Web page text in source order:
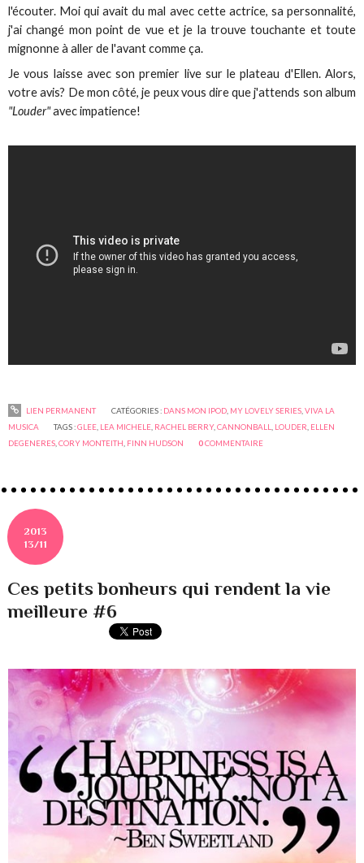
l'écouter. Moi qui avait du mal avec cette actrice, sa personnalité,
j'ai changé mon point de vue et je la trouve touchante et toute
mignonne à aller de l'avant comme ça.
Je vous laisse avec son premier live sur le plateau d'Ellen. Alors,
votre avis? De mon côté, je peux vous dire que j'attends son album
"Louder"avec impatience!
LIEN PERMANENT CATÉGORIES : DANS MON IPOD, MY LOVELY SERIES, VIVA LA
MUSICA
TAGS :GLEE LEA MICHELE RACHEL BERRY,CANNONBALL LOUDER ELLEN
DEGENERES ,CORY MONTEITH FINN HUDSON 0COMMENTAIRE
2013
13/11
Ces petits bonheurs qui rendent la vie
meilleure #6